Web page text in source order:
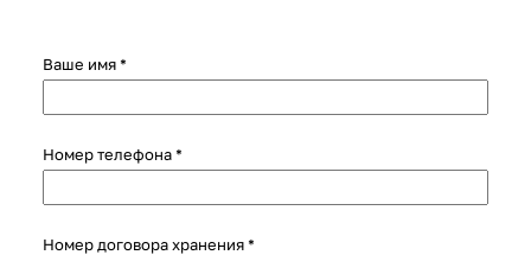
Ваше имя *
Номер телефона *
Номер договора хранения *